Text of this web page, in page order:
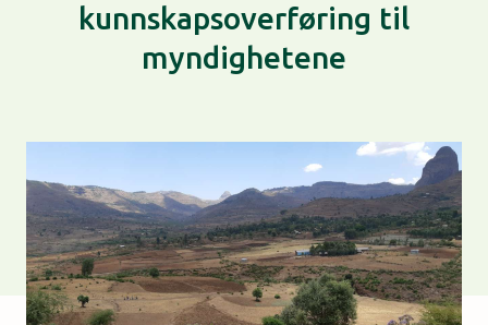
kunnskapsoverføring til
myndighetene